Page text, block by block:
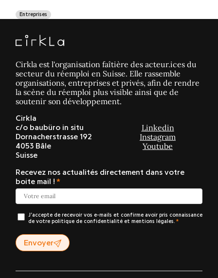
Entreprises
Cirkla est l'organisation faîtière des acteur.ices du
secteur du réemploi en Suisse. Elle rassemble
organisations, entreprises et privés, afin de rendre
la scène du réemploi plus visible ainsi que de
soutenir son développement.
Cirkla
c/o baubüro in situ
Dornacherstrasse 192
4053 Bâle
Suisse
Linkedin
Instagram
Youtube
Recevez nos actualités directement dans votre
boite mail !
J’accepte de recevoir vos e-mails et confirme avoir pris connaissance
de votre politique de confidentialité et mentions légales.
Envoyer